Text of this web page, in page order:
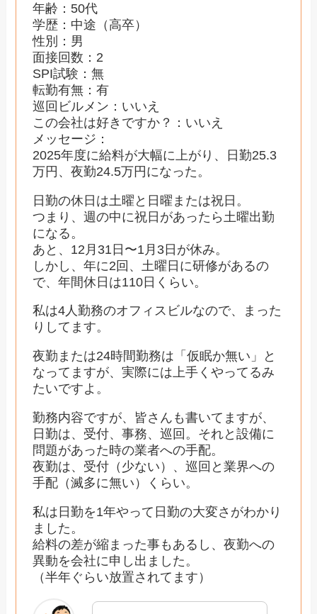
年齢：50代
学歴：中途（高卒）
性別：男
面接回数：2
SPI試験：無
転勤有無：有
巡回ビルメン：いいえ
この会社は好きですか？：いいえ
メッセージ：
2025年度に給料が大幅に上がり、日勤25.3
万円、夜勤24.5万円になった。
日勤の休日は土曜と日曜または祝日。
つまり、週の中に祝日があったら土曜出勤
になる。
あと、12月31日〜1月3日が休み。
しかし、年に2回、土曜日に研修があるの
で、年間休日は110日くらい。
私は4人勤務のオフィスビルなので、まった
りしてます。
夜勤または24時間勤務は「仮眠か無い」と
なってますが、実際には上手くやってるみ
たいですよ。
勤務内容ですが、皆さんも書いてますが、
日勤は、受付、事務、巡回。それと設備に
問題があった時の業者への手配。
夜勤は、受付（少ない）、巡回と業界への
手配（滅多に無い）くらい。
私は日勤を1年やって日勤の大変さがわかり
ました。
給料の差が縮まった事もあるし、夜勤への
異動を会社に申し出ました。
（半年ぐらい放置されてます）